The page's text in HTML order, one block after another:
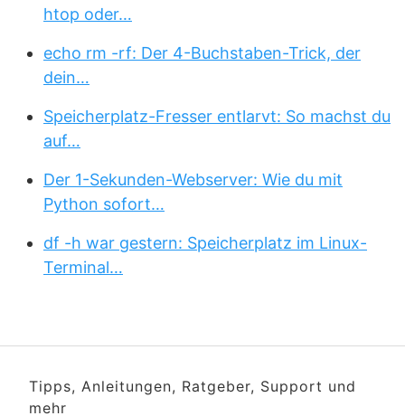
htop oder…
echo rm -rf: Der 4-Buchstaben-Trick, der
dein…
Speicherplatz-Fresser entlarvt: So machst du
auf…
Der 1-Sekunden-Webserver: Wie du mit
Python sofort…
df -h war gestern: Speicherplatz im Linux-
Terminal…
Tipps, Anleitungen, Ratgeber, Support und
mehr